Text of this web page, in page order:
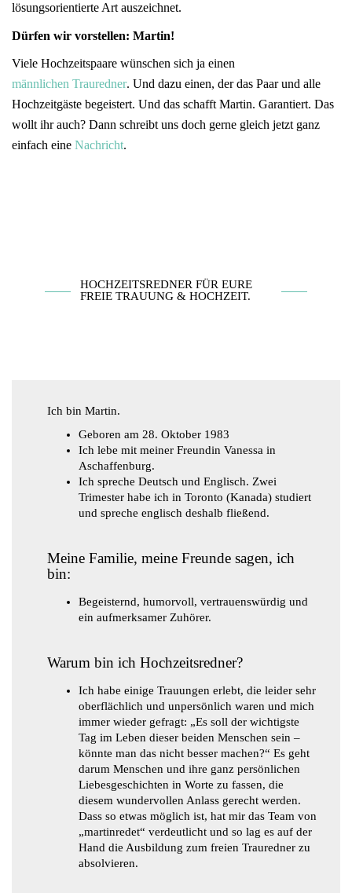
lösungsorientierte Art auszeichnet.
Dürfen wir vorstellen: Martin!
Viele Hochzeitspaare wünschen sich ja einen
männlichen Trauredner. Und dazu einen, der das Paar und alle
Hochzeitgäste begeistert. Und das schafft Martin. Garantiert. Das
wollt ihr auch? Dann schreibt uns doch gerne gleich jetzt ganz
einfach eine Nachricht.
HOCHZEITSREDNER FÜR EURE
FREIE TRAUUNG & HOCHZEIT.
Ich bin Martin.
Geboren am 28. Oktober 1983
Ich lebe mit meiner Freundin Vanessa in
Aschaffenburg.
Ich spreche Deutsch und Englisch. Zwei
Trimester habe ich in Toronto (Kanada) studiert
und spreche englisch deshalb fließend.
Meine Familie, meine Freunde sagen, ich
bin:
Begeisternd, humorvoll, vertrauenswürdig und
ein aufmerksamer Zuhörer.
Warum bin ich Hochzeitsredner?
Ich habe einige Trauungen erlebt, die leider sehr
oberflächlich und unpersönlich waren und mich
immer wieder gefragt: „Es soll der wichtigste
Tag im Leben dieser beiden Menschen sein –
könnte man das nicht besser machen?“ Es geht
darum Menschen und ihre ganz persönlichen
Liebesgeschichten in Worte zu fassen, die
diesem wundervollen Anlass gerecht werden.
Dass so etwas möglich ist, hat mir das Team von
„martinredet“ verdeutlicht und so lag es auf der
Hand die Ausbildung zum freien Trauredner zu
absolvieren.